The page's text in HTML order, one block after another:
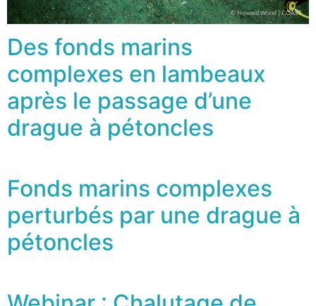
Des fonds marins
complexes en lambeaux
après le passage d’une
drague à pétoncles
Fonds marins complexes
perturbés par une drague à
pétoncles